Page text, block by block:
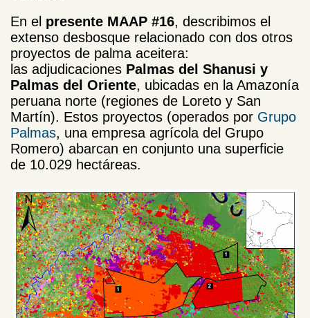
En el presente MAAP #16, describimos el
extenso desbosque relacionado con dos otros
proyectos de palma aceitera:
las adjudicaciones Palmas del Shanusi y
Palmas del Oriente, ubicadas en la Amazonía
peruana norte (regiones de Loreto y San
Martín). Estos proyectos (operados por Grupo
Palmas, una empresa agrícola del Grupo
Romero) abarcan en conjunto una superficie
de 10.029 hectáreas.